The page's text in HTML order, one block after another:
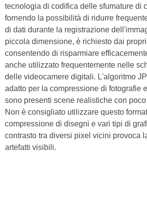
tecnologia di codifica delle sfumature di
fornendo la possibilità di ridurre
di dati durante la registrazione
piccola dimensione, è richiesto dai
consentendo di risparmiare
anche utilizzato frequentemente nelle
delle videocamere digitali. L'algoritmo
adatto per la compressione di fotografie
sono presenti scene realistiche con
Non è consigliato utilizzare questo
compressione di disegni e vari tipi di
contrasto tra diversi pixel vicini provoca
artefatti visibili.